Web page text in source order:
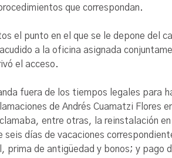
que correspondan.
el punto en el que se le depone del
a la oficina asignada
el acceso.
fuera de los tiempos legales para
de Andrés Cuamatzi Flores
entre otras, la reinstalación en
días de vacaciones
de antigüedad y bonos; y pago